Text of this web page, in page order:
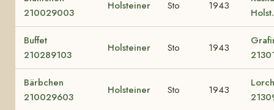
210029003
Holsteiner Sto 1943
Buffet
210289103
Holsteiner Sto 1943
Bärbchen
210029603
Holsteiner Sto 1943